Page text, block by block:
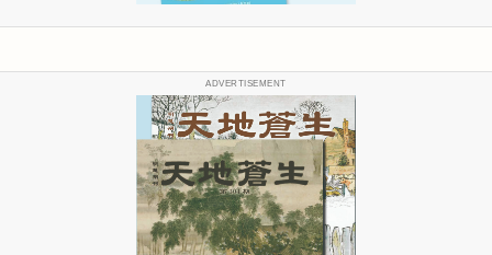
ADVERTISEMENT